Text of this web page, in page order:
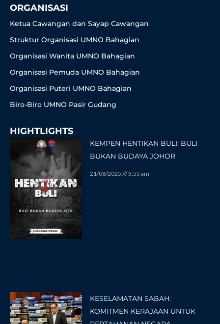
ORGANISASI
Ketua Cawangan dan Sayap Cawangan
Struktur Organisasi UMNO Bahagian
Organisasi Wanita UMNO Bahagian
Organisasi Pemuda UMNO Bahagian
Organisasi Puteri UMNO Bahagian
Biro-Biro UMNO Pasir Gudang
HIGHTLIGHTS
KEMPEN HENTIKAN BULI: BULI
BUKAN BUDAYA JOHOR
21/08/2025 3:55 am
KESELAMATAN SABAH:
KOMITMEN KERAJAAN UNTUK